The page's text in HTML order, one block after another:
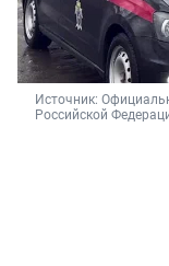
Источник:
Российской